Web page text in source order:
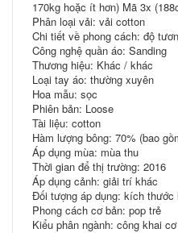
170kg hoặc ít hơn) Mã 3x
Phân loại vải: vải cotton
Chi tiết về phong cách: độ
Công nghệ quần áo: Sanding
Thương hiệu: Khác / khác
Loại tay áo: thường xuyên
Hoa mẫu: sọc
Phiên bản: Loose
Tài liệu: cotton
Hàm lượng bông: 70% (bao
Áp dụng mùa: mùa thu
Thời gian để thị trường: 2016
Áp dụng cảnh: giải trí khác
Đối tượng áp dụng: kích thước
Phong cách cơ bản: pop trẻ
Kiểu phân ngành: công khai